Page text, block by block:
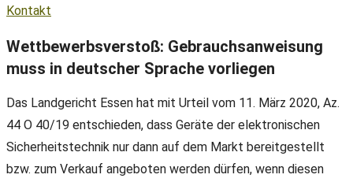
Kontakt
Wettbewerbsverstoß: Gebrauchsanweisung
muss in deutscher Sprache vorliegen
Das Landgericht Essen hat mit Urteil vom 11. März 2020, Az.
44 O 40/19 entschieden, dass Geräte der elektronischen
Sicherheitstechnik nur dann auf dem Markt bereitgestellt
bzw. zum Verkauf angeboten werden dürfen, wenn diesen